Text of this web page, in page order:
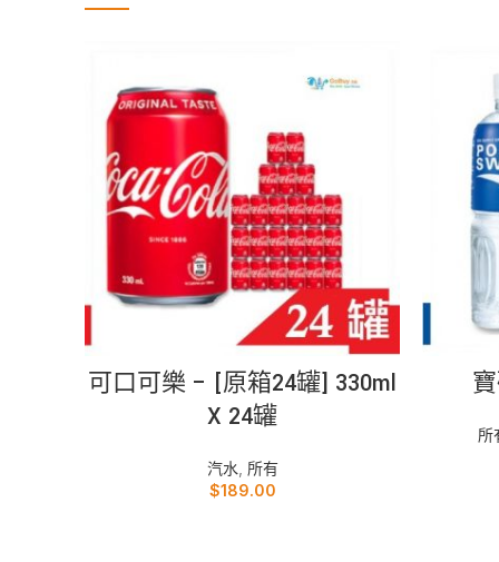
加入購物車
可口可樂 – [原箱24罐] 330ml
X 24罐
汽水 所有
$189.00
所